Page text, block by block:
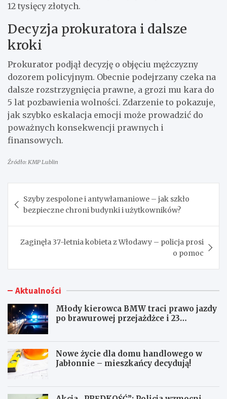
12 tysięcy złotych.
Decyzja prokuratora i dalsze
kroki
Prokurator podjął decyzję o objęciu mężczyzny
dozorem policyjnym. Obecnie podejrzany czeka na
dalsze rozstrzygnięcia prawne, a grozi mu kara do
5 lat pozbawienia wolności. Zdarzenie to pokazuje,
jak szybko eskalacja emocji może prowadzić do
poważnych konsekwencji prawnych i
finansowych.
Źródło: KMP Lublin
wpisu
Szyby zespolone i antywłamaniowe – jak szkło
bezpieczne chroni budynki i użytkowników?
Zaginęła 37-letnia kobieta z Włodawy – policja prosi
o pomoc
Aktualności
Młody kierowca BMW traci prawo jazdy
po brawurowej przejażdżce i 23
Nowe życie dla domu handlowego w
Jabłonnie – mieszkańcy decydują!